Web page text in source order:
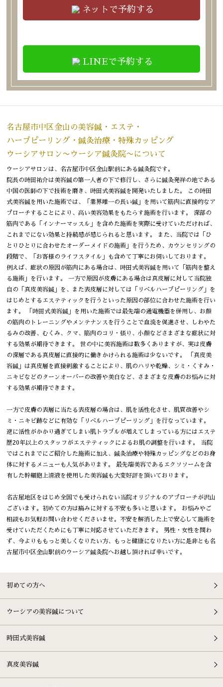
ネットで予約する
LINEで予約する
名古屋市中区金山の美容鍼・エステ・
ハーブピーリング・鍼灸治療・特殊カッピング
ウーシアサロン〜ウーシア鍼灸院〜について
ウーシアサロンは、名古屋市中区金山駅前にある鍼灸院です。
院長の時田祐介は美容鍼の第一人者の下で修行し、さらに鍼灸発祥の地である
中国の医師の下で技術を磨き、時田式美容鍼を開発いたしました。 この時田
式美容鍼を用いた施術では、「業界唯一の長い鍼」を用いて筋肉に直接的なア
プローチすることにより、高い美容効果をもたらす施術を行います。 深部の
筋肉である「インナーマッスル」を含めた施術を実際に受けていただければ、
これまでにない効果と持続感が感じられると思います。 また、当院では「ひ
とりひとりに合わせたオーダーメイドの施術」を行うため、カウンセリングの
段階で、「お客様のライフスタイル」も含めて丁寧にお伺いしております。
例えば、症状の原因が筋肉にある場合は、時田式美容鍼を用いて「筋肉を整え
る施術」を行います。 一方で原因が皮膚にある場合は真皮層に対して当院独
自の「真皮美容鍼」を、また表皮層に対しては「リベルハーブピーリング」を
はじめとするエステティックを行うといった原因の部位に合わせた施術を行い
ます。 「時田式美容鍼」を用いた施術では最先端の通電機器を併用し、お顔
の筋肉のトレーニングやメンテナンスを行うことで血流を促進させ、しわやた
るみの改善、むくみ、クマ、筋肉のコリ・張り、小顔などさまざまな症状に対
する効果が期待できます。 世の中に美容施術は数多くありますが、実は皮膚
の深層である真皮層に直接的に働きかけられる施術は少ないです。 「真皮美
容鍼」は真皮層を直接刺激することにより、肌のハリや乾燥、シミ・くすみ・
ニキビなどのターンオーバーの改善や美白など、さまざまな皮膚のお悩みに対
する効果が期待できます。
一方で皮膚の表層に当たる表皮層の場合は、肌を活性化させ、肌質改善やシ
ミ・ニキビ跡などに有効な「リベルハーブピーリング」を行なっています。
逆に活性がかかり過ぎてしまい肌トラブルが増えてしまっている方にはエステ
歴20年以上のスタッフがエステティックによるお肌の調整を行います。 当院
ではこれまでにご紹介した施術に加え、鍼灸治療や特殊カッピングなどのお身
体に対するメニューも人気があります。 最先端美容であるエクソソームを含
有した幹細胞上清液を使用した美容鍼も大変好評を頂いております。
名古屋地区をはじめ全国でも受けられない当院オリジナルのアプローチが沢山
ございます。初めての方は痛みに対する不安も多いと思います。 お悩みやご
相談もお気軽お問い合わせくださいませ。不安を解消した上で安心して施術を
受けていただくためにも丁寧に対応させていただきます。 男性・女性を問わ
ず、今よりももっと美しくなりたい方、もっと健康になりたい方に是非とも名
古屋市中区金山駅前のウーシア鍼灸院へお越し頂ければ幸いです。
初めての方へ
ウーシアの美容鍼について
時田式美容鍼
真皮美容鍼